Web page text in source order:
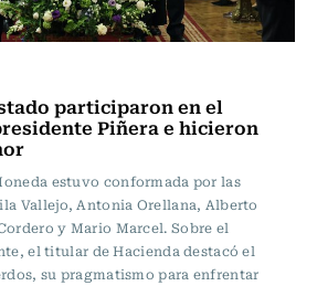
participaron en el
Piñera e hicieron
estuvo conformada por las
Vallejo, Antonia Orellana, Alberto
y Mario Marcel. Sobre el
el titular de Hacienda destacó el
su pragmatismo para enfrentar